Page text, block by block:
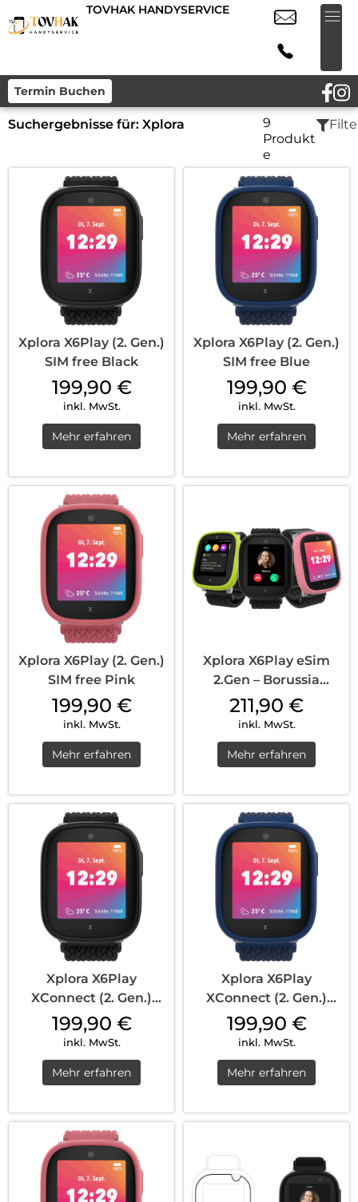
TOVHAK HANDYSERVICE
Termin Buchen
Suchergebnisse für: Xplora
9
Produkt
e
Xplora X6Play (2. Gen.)
SIM free Black
199,90 €
inkl. MwSt.
Mehr erfahren
Xplora X6Play (2. Gen.)
SIM free Blue
199,90 €
inkl. MwSt.
Mehr erfahren
Xplora X6Play (2. Gen.)
SIM free Pink
199,90 €
inkl. MwSt.
Mehr erfahren
Xplora X6Play eSim
2.Gen – Borussia
Dortmund...
211,90 €
inkl. MwSt.
Mehr erfahren
Xplora X6Play
XConnect (2. Gen.)
Nano SIM Black
199,90 €
inkl. MwSt.
Mehr erfahren
Xplora X6Play
XConnect (2. Gen.)
Nano SIM Blue
199,90 €
inkl. MwSt.
Mehr erfahren